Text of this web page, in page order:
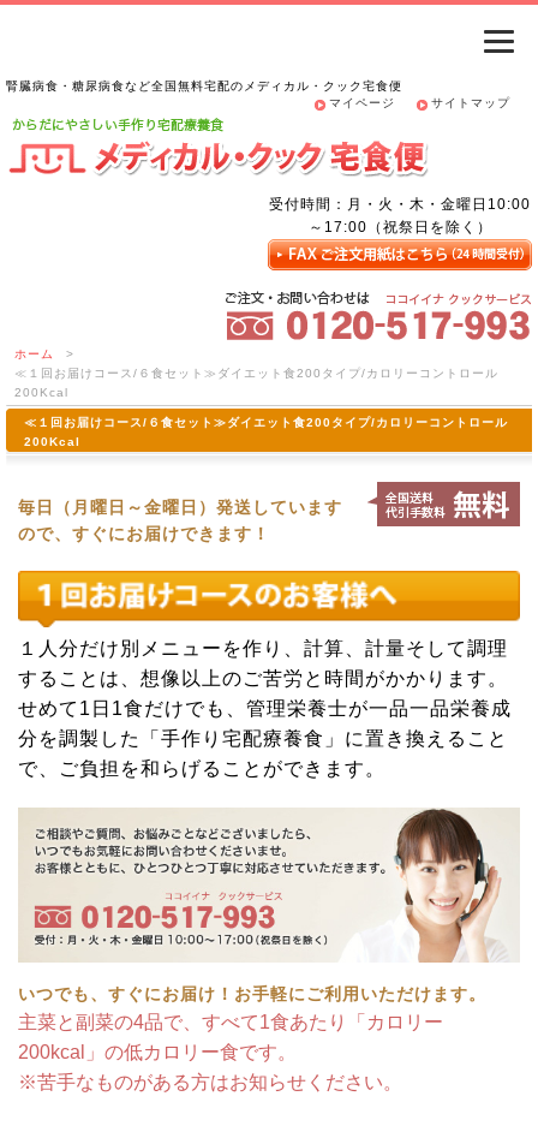
腎臓病食・糖尿病食など全国無料宅配のメディカル・クック宅食便
マイページ
サイトマップ
受付時間：月・火・木・金曜日10:00
～17:00（祝祭日を除く）
ホーム
>
≪１回お届けコース/６食セット≫ダイエット食200タイプ/カロリーコントロール
200Kcal
≪１回お届けコース/６食セット≫ダイエット食200タイプ/カロリーコントロール
200Kcal
毎日（月曜日～金曜日）発送しています
ので、すぐにお届けできます！
１人分だけ別メニューを作り、計算、計量そして調理
することは、想像以上のご苦労と時間がかかります。
せめて1日1食だけでも、管理栄養士が一品一品栄養成
分を調製した「手作り宅配療養食」に置き換えること
で、ご負担を和らげることができます。
いつでも、すぐにお届け！お手軽にご利用いただけます。
主菜と副菜の4品で、すべて1食あたり「カロリー
200kcal」の低カロリー食です。
※苦手なものがある方はお知らせください。